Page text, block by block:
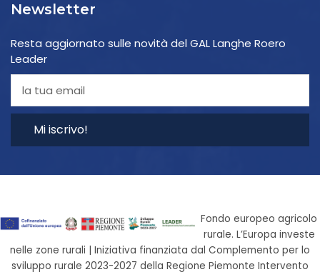
Newsletter
Resta aggiornato sulle novità del GAL Langhe Roero
Leader
Mi iscrivo!
Fondo europeo agricolo
rurale. L’Europa investe
nelle zone rurali | Iniziativa finanziata dal Complemento per lo
sviluppo rurale 2023-2027 della Regione Piemonte Intervento